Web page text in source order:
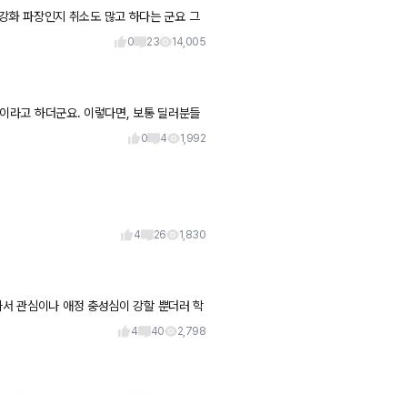
파장인지 취소도 많고 하다는 군요 그
0 23 14,005
라고 하더군요. 이렇다면, 보통 딜러분들
0 4 1,992
4 26 1,830
4 40 2,798